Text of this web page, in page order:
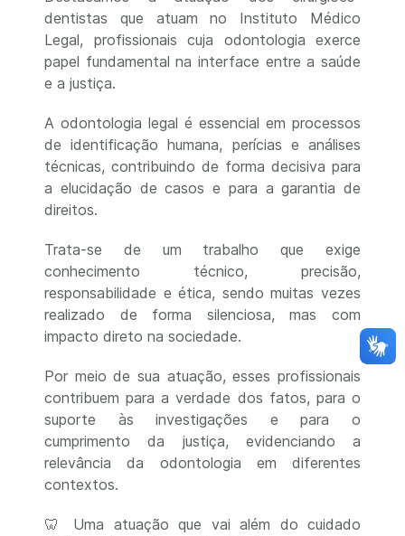
dentistas que atuam no Instituto Médico
Legal, profissionais cuja odontologia exerce
papel fundamental na interface entre a saúde
e a justiça.
A odontologia legal é essencial em processos
de identificação humana, perícias e análises
técnicas, contribuindo de forma decisiva para
a elucidação de casos e para a garantia de
direitos.
Trata-se de um trabalho que exige
conhecimento técnico, precisão,
responsabilidade e ética, sendo muitas vezes
realizado de forma silenciosa, mas com
impacto direto na sociedade.
Por meio de sua atuação, esses profissionais
contribuem para a verdade dos fatos, para o
suporte às investigações e para o
cumprimento da justiça, evidenciando a
relevância da odontologia em diferentes
contextos.
🦷 Uma atuação que vai além do cuidado